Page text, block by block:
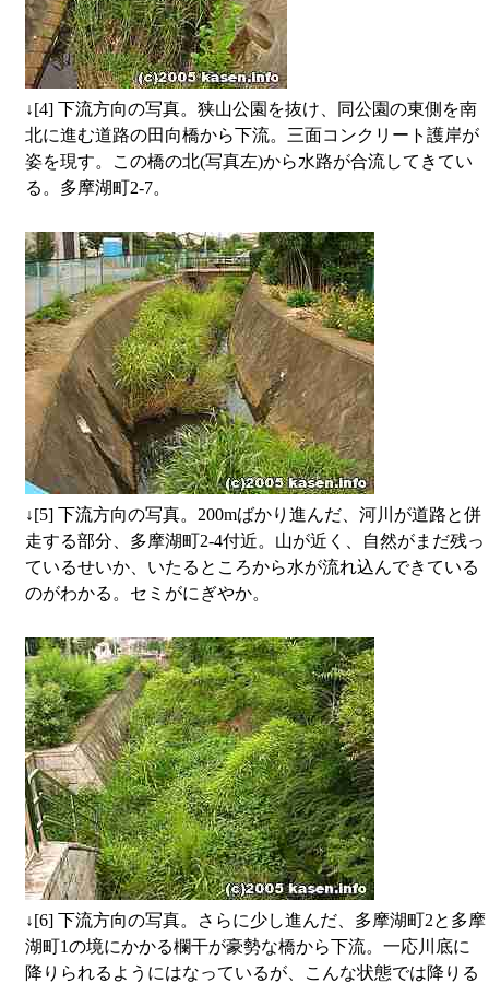
↓[4] 下流方向の写真。狭山公園を抜け、同公園の東側を南
北に進む道路の田向橋から下流。三面コンクリート護岸が
姿を現す。この橋の北(写真左)から水路が合流してきてい
る。多摩湖町2-7。
↓[5] 下流方向の写真。200mばかり進んだ、河川が道路と併
走する部分、多摩湖町2-4付近。山が近く、自然がまだ残っ
ているせいか、いたるところから水が流れ込んできている
のがわかる。セミがにぎやか。
↓[6] 下流方向の写真。さらに少し進んだ、多摩湖町2と多摩
湖町1の境にかかる欄干が豪勢な橋から下流。一応川底に
降りられるようにはなっているが、こんな状態では降りる